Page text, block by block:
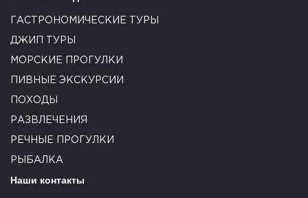
ГАСТРОНОМИЧЕСКИЕ ТУРЫ
ДЖИП ТУРЫ
МОРСКИЕ ПРОГУЛКИ
ПИВНЫЕ ЭКСКУРСИИ
ПОХОДЫ
РАЗВЛЕЧЕНИЯ
РЕЧНЫЕ ПРОГУЛКИ
РЫБАЛКА
Наши контакты